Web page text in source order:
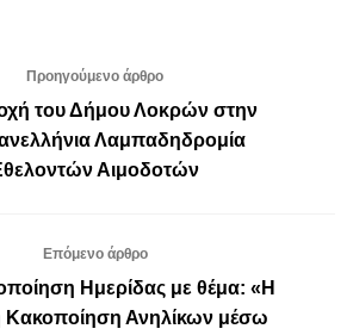
Προηγούμενο άρθρο
του Δήμου Λοκρών στην
Λαμπαδηδρομία
Αιμοδοτών
Επόμενο άρθρο
Ημερίδας με θέμα: «Η
Κακοποίηση Ανηλίκων μέσω